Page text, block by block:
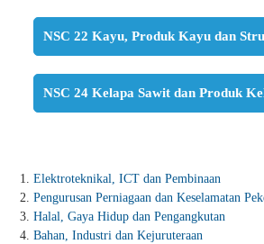
NSC 22 Kayu, Produk Kayu dan
NSC 24 Kelapa Sawit dan Produk
Elektroteknikal, ICT dan Pembinaan
Pengurusan Perniagaan dan Keselamatan
Halal, Gaya Hidup dan Pengangkutan
Bahan, Industri dan Kejuruteraan